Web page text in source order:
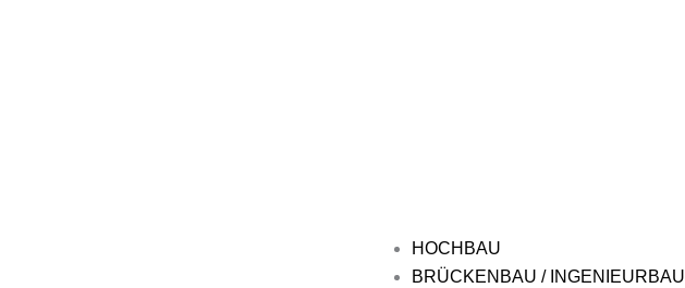
HOCHBAU
BRÜCKENBAU / INGENIEURBAU